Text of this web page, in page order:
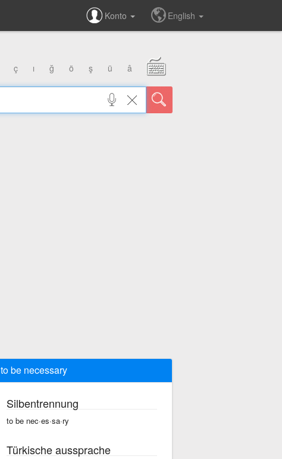
Konto English
ç ı ğ ö ş ü â
to be necessary
Silbentrennung
to be nec·es·sa·ry
Türkische aussprache